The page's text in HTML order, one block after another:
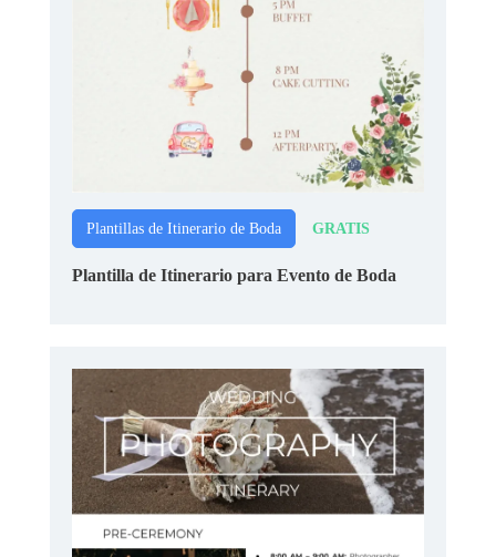
Plantillas de Itinerario de Boda GRATIS
Plantilla de Itinerario para Evento de Boda